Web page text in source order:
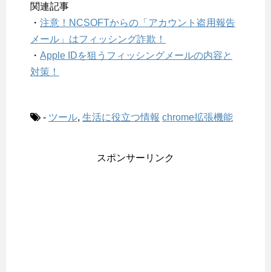
関連記事
・ 注意！NCSOFTからの「アカウント盗用報告
メール」はフィッシング詐欺！
・ Apple IDを狙うフィッシングメールの内容と
対策！
- ツール, 生活に役立つ情報 chrome拡張機能
スポンサーリンク